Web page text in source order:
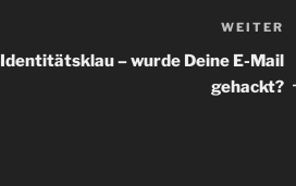
WEITER
Identitätsklau – wurde Deine E-Mail
gehackt?